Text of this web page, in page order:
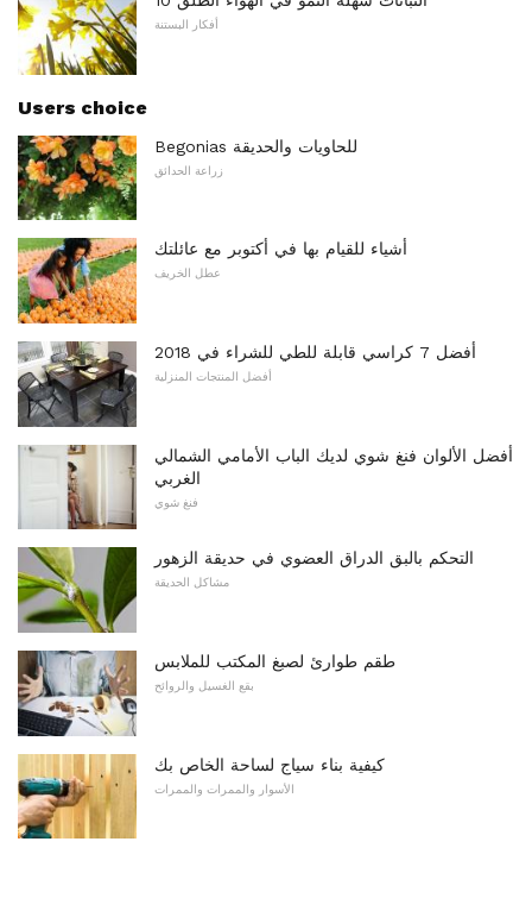
أفكار البستنة
Users choice
Begonias للحاويات والحديقة
زراعة الحدائق
أشياء للقيام بها في أكتوبر مع عائلتك
عطل الخريف
أفضل 7 كراسي قابلة للطي للشراء في 2018
أفضل المنتجات المنزلية
أفضل الألوان فنغ شوي لديك الباب الأمامي الشمالي
الغربي
فنغ شوي
التحكم بالبق الدراق العضوي في حديقة الزهور
مشاكل الحديقة
طقم طوارئ لصبغ المكتب للملابس
بقع الغسيل والروائح
كيفية بناء سياج لساحة الخاص بك
الأسوار والممرات والممرات